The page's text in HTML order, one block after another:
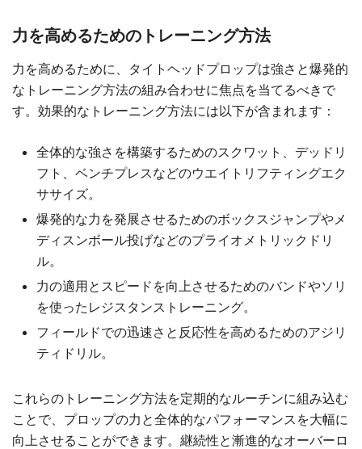
力を高めるためのトレーニング方法
力を高めるために、タイトヘッドプロップは強さと爆発的
なトレーニング方法の組み合わせに焦点を当てるべきで
す。効果的なトレーニング方法には以下が含まれます：
全体的な強さを構築するためのスクワット、デッドリ
フト、ベンチプレスなどのウエイトリフティングエク
ササイズ。
爆発的な力を発展させるためのボックスジャンプやメ
ディスンボール投げなどのプライオメトリックドリ
ル。
力の適用とスピードを向上させるためのバンドやソリ
を使ったレジスタンストレーニング。
フィールドでの迅速さと反応性を高めるためのアジリ
ティドリル。
これらのトレーニング方法を定期的なルーチンに組み込む
ことで、プロップの力と全体的なパフォーマンスを大幅に
向上させることができます。継続性と漸進的なオーバーロ